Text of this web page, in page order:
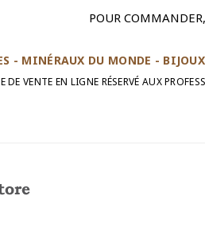
POUR
- MINÉRAUX DU MONDE -
DE VENTE EN LIGNE RÉSERVÉ AUX